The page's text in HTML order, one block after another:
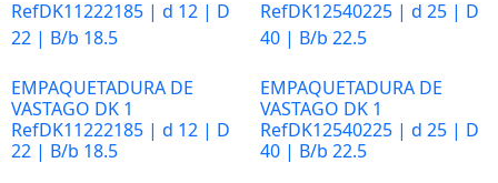
EMPAQUETADURA DE
VASTAGO DK 1
RefDK11222185 | d 12 | D
22 | B/b 18.5
EMPAQUETADURA DE
VASTAGO DK 1
RefDK12540225 | d 25 | D
40 | B/b 22.5
funcione lo
mejor posible
visita. Es una
guía para
hacerte
disfrutar del